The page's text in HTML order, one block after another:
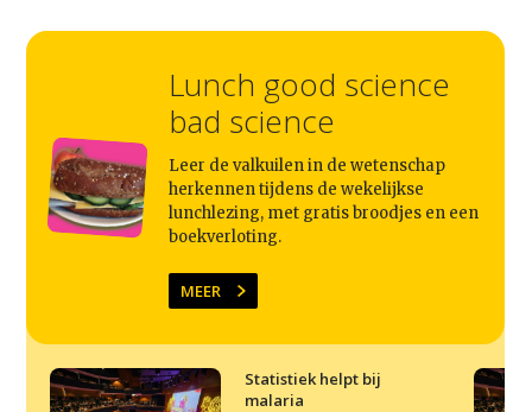
Lunch good science
bad science
Leer de valkuilen in de wetenschap
herkennen tijdens de wekelijkse
lunchlezing, met gratis broodjes en een
boekverloting.
MEER
Statistiek helpt bij
malaria